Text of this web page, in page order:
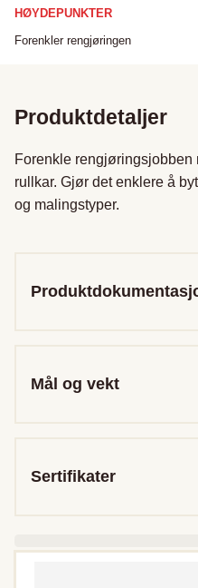
HØYDEPUNKTER
Forenkler rengjøringen
Produktdetaljer
Forenkle
rullkar. Gjør det enklere å
og malingstyper.
Mål og vekt
Sertifikater